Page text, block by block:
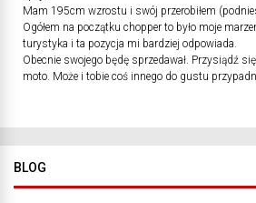
Mam 195cm wzrostu i swój przerobiłem
Ogółem na początku chopper to było moje
turystyka i ta pozycja mi bardziej odpowiada.
Obecnie swojego będę sprzedawał. Przysiądź
moto. Może i tobie coś innego do gustu
BLOG